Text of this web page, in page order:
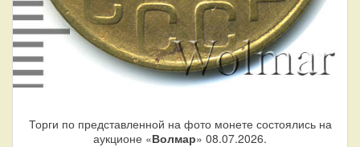
Торги по представленной на фото монете состоялись на
аукционе «Волмар» 08.07.2026.